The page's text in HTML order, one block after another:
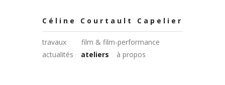
Céline Courtault Capelier
travaux
film & film-performance
actualités
ateliers à propos